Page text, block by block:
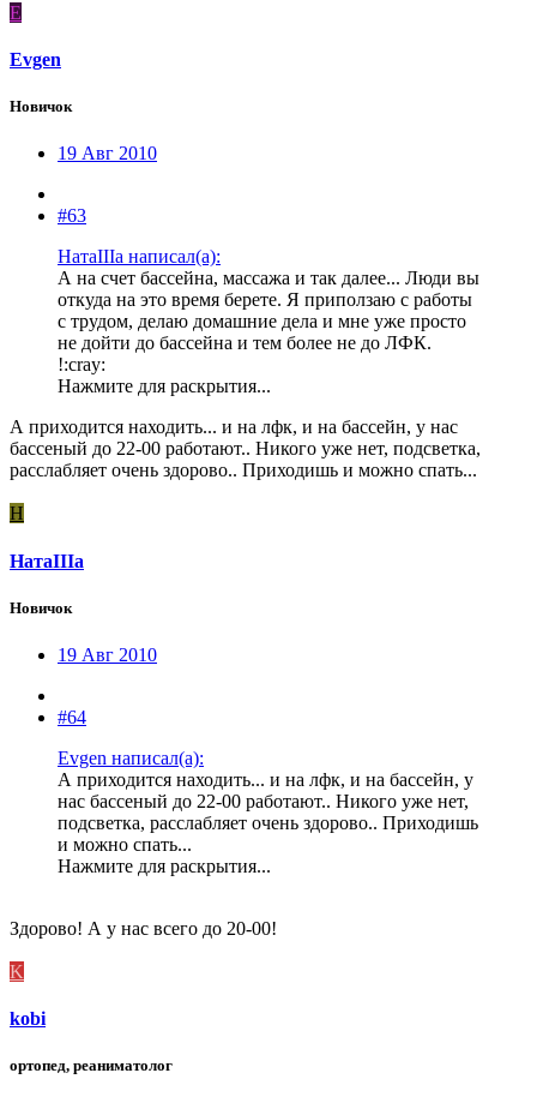
E
Evgen
Новичок
19 Авг 2010
#63
НатаIIIа написал(а):
А на счет бассейна, массажа и так далее... Люди вы
откуда на это время берете. Я приползаю с работы
с трудом, делаю домашние дела и мне уже просто
не дойти до бассейна и тем более не до ЛФК.
!:cray:
Нажмите для раскрытия...
А приходится находить... и на лфк, и на бассейн, у нас
бассеный до 22-00 работают.. Никого уже нет, подсветка,
расслабляет очень здорово.. Приходишь и можно спать...
Н
НатаIIIа
Новичок
19 Авг 2010
#64
Evgen написал(а):
А приходится находить... и на лфк, и на бассейн, у
нас бассеный до 22-00 работают.. Никого уже нет,
подсветка, расслабляет очень здорово.. Приходишь
и можно спать...
Нажмите для раскрытия...
Здорово! А у нас всего до 20-00!
K
kobi
ортопед, реаниматолог